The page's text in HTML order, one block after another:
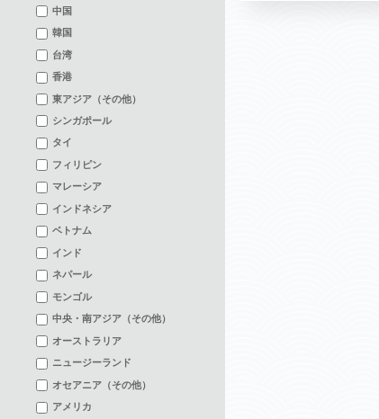
中国
韓国
台湾
香港
東アジア（その他）
シンガポール
タイ
フィリピン
マレーシア
インドネシア
ベトナム
インド
ネパール
モンゴル
中央・南アジア（その他）
オーストラリア
ニュージーランド
オセアニア（その他）
アメリカ